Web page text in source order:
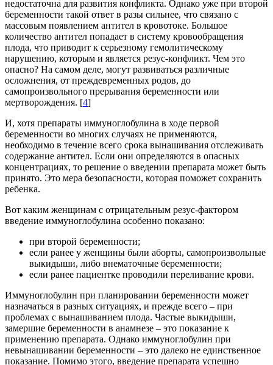
недостаточна для развития конфликта. Однако уже при второй
беременности такой ответ в разы сильнее, что связано с
массовым появлением антител в кровотоке. Большое
количество антител попадает в систему кровообращения
плода, что приводит к серьезному гемолитическому
нарушению, которым и является резус-конфликт. Чем это
опасно? На самом деле, могут развиваться различные
осложнения, от преждевременных родов, до
самопроизвольного прерывания беременности или
мертворождения. [4]
И, хотя препараты иммуноглобулина в ходе первой
беременности во многих случаях не применяются,
необходимо в течение всего срока вынашивания отслеживать
содержание антител. Если они определяются в опасных
концентрациях, то решение о введении препарата может быть
принято. Это мера безопасности, которая поможет сохранить
ребенка.
Вот каким женщинам с отрицательным резус-фактором
введение иммуноглобулина особенно показано:
при второй беременности;
если ранее у женщины были аборты, самопроизвольные
выкидыши, либо внематочные беременности;
если ранее пациентке проводили переливание крови.
Иммуноглобулин при планировании беременности может
назначаться в разных ситуациях, и прежде всего – при
проблемах с вынашиванием плода. Частые выкидыши,
замершие беременности в анамнезе – это показание к
применению препарата. Однако иммуноглобулин при
невынашивании беременности – это далеко не единственное
показание. Помимо этого, введение препарата успешно